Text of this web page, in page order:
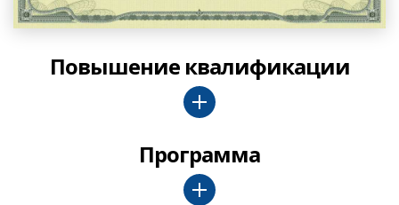
Повышение квалификации
Программа